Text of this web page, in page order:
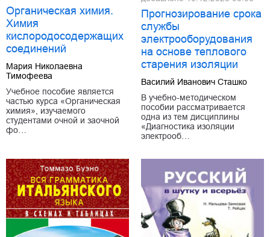
Органическая химия.
Химия
кислородосодержащих
соединений
Мария Николаевна
Тимофеева
Учебное пособие является
частью курса «Органическая
химия», изучаемого
студентами очной и заочной
фо…
Прогнозирование срока
службы
электрооборудования
на основе теплового
старения изоляции
Василий Иванович Сташко
В учебно-методическом
пособии рассматривается
одна из тем дисциплины
«Диагностика изоляции
электрооб…